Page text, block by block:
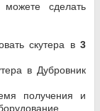
можете сделать
скутера в 3
в Дубровник
получения и